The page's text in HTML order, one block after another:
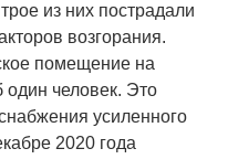
из них пострадали
возгорания.
помещение на
один человек. Это
усиленного
2020 года